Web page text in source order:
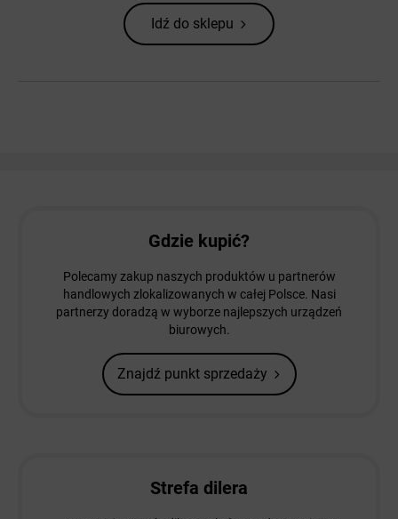
Idź do sklepu
Gdzie kupić?
Polecamy zakup naszych produktów u partnerów
handlowych zlokalizowanych w całej Polsce. Nasi
partnerzy doradzą w wyborze najlepszych urządzeń
biurowych.
Znajdź punkt sprzedaży
Strefa dilera